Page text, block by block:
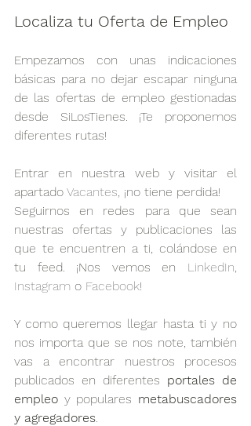
Localiza tu Oferta de Empleo
Empezamos con unas indicaciones
básicas para no dejar escapar ninguna
de las ofertas de empleo gestionadas
desde SiLosTienes. ¡Te proponemos
diferentes rutas!
Entrar en nuestra web y visitar el
apartado Vacantes , ¡no tiene perdida!
Seguirnos en redes para que sean
nuestras ofertas y publicaciones las
que te encuentren a ti, colándose en
tu feed. ¡Nos vemos en LinkedIn
Instagram o Facebook!
Y como queremos llegar hasta ti y no
nos importa que se nos note, también
vas a encontrar nuestros procesos
publicados en diferentes portales de
empleo y populares metabuscadores
y agregadores